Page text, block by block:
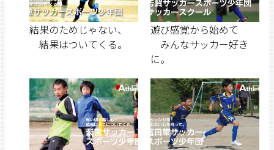
結果のためじゃない、
結果はついてくる。
遊び感覚から始めて
みんなサッカー好き
に。